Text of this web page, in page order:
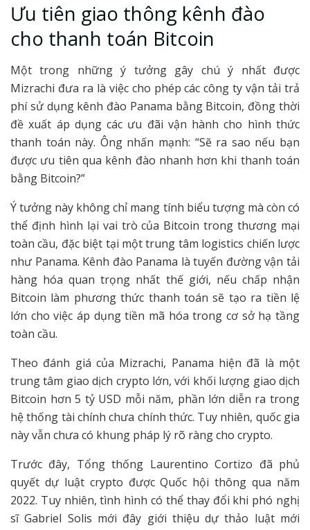
Ưu tiên giao thông kênh đào
cho thanh toán Bitcoin
Một trong những ý tưởng gây chú ý nhất được
Mizrachi đưa ra là việc cho phép các công ty vận tải trả
phí sử dụng kênh đào Panama bằng Bitcoin, đồng thời
đề xuất áp dụng các ưu đãi vận hành cho hình thức
thanh toán này. Ông nhấn mạnh: “Sẽ ra sao nếu bạn
được ưu tiên qua kênh đào nhanh hơn khi thanh toán
bằng Bitcoin?”
Ý tưởng này không chỉ mang tính biểu tượng mà còn có
thể định hình lại vai trò của Bitcoin trong thương mại
toàn cầu, đặc biệt tại một trung tâm logistics chiến lược
như Panama. Kênh đào Panama là tuyến đường vận tải
hàng hóa quan trọng nhất thế giới, nếu chấp nhận
Bitcoin làm phương thức thanh toán sẽ tạo ra tiền lệ
lớn cho việc áp dụng tiền mã hóa trong cơ sở hạ tầng
toàn cầu.
Theo đánh giá của Mizrachi, Panama hiện đã là một
trung tâm giao dịch crypto lớn, với khối lượng giao dịch
Bitcoin hơn 5 tỷ USD mỗi năm, phần lớn diễn ra trong
hệ thống tài chính chưa chính thức. Tuy nhiên, quốc gia
này vẫn chưa có khung pháp lý rõ ràng cho crypto.
Trước đây, Tổng thống Laurentino Cortizo đã phủ
quyết dự luật crypto được Quốc hội thông qua năm
2022. Tuy nhiên, tình hình có thể thay đổi khi phó nghị
sĩ Gabriel Solis mới đây giới thiệu dự thảo luật mới